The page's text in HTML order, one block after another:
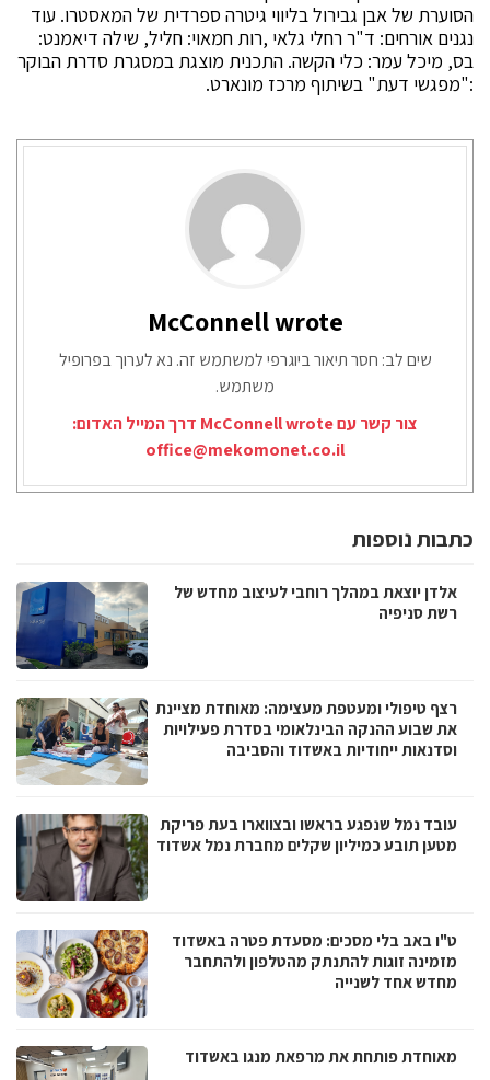
הסוערת של אבן גבירול בליווי גיטרה ספרדית של המאסטרו. עוד
נגנים אורחים: ד"ר רחלי גלאי ,רות חמאוי: חליל, שילה דיאמנט:
בס, מיכל עמר: כלי הקשה. התכנית מוצגת במסגרת סדרת הבוקר
:"מפגשי דעת" בשיתוף מרכז מונארט.
McConnell wrote
שים לב: חסר תיאור ביוגרפי למשתמש זה. נא לערוך בפרופיל
משתמש.
צור קשר עם McConnell wrote דרך המייל האדום:
office@mekomonet.co.il
כתבות נוספות
אלדן יוצאת במהלך רוחבי לעיצוב מחדש של
רשת סניפיה
רצף טיפולי ומעטפת מעצימה: מאוחדת מציינת
את שבוע ההנקה הבינלאומי בסדרת פעילויות
וסדנאות ייחודיות באשדוד והסביבה
עובד נמל שנפגע בראשו ובצווארו בעת פריקת
מטען תובע כמיליון שקלים מחברת נמל אשדוד
ט"ו באב בלי מסכים: מסעדת פטרה באשדוד
מזמינה זוגות להתנתק מהטלפון ולהתחבר
מחדש אחד לשנייה
מאוחדת פותחת את מרפאת מנגו באשדוד